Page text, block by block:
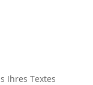
Ihres Textes